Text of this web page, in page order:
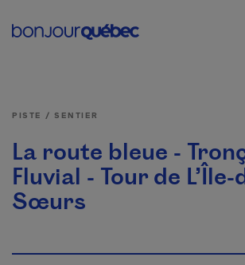
Main
PISTE / SENTIER
La route bleue -
Fluvial - Tour de L’Île-
Sœurs